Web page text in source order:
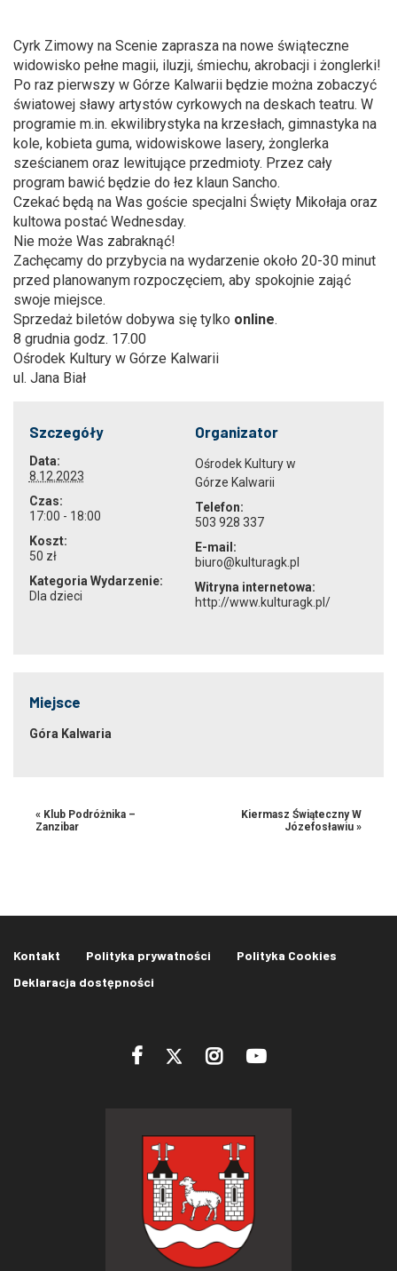
cached
Zresetuj wszystkie opcje
accessibility
Deklaracja dostępności
Cyrk Zimowy na Scenie zaprasza na nowe świąteczne
widowisko pełne magii, iluzji, śmiechu, akrobacji i żonglerki!
Po raz pierwszy w Górze Kalwarii będzie można zobaczyć
światowej sławy artystów cyrkowych na deskach teatru. W
programie m.in. ekwilibrystyka na krzesłach, gimnastyka na
kole, kobieta guma, widowiskowe lasery, żonglerka
sześcianem oraz lewitujące przedmioty. Przez cały
program bawić będzie do łez klaun Sancho.
Czekać będą na Was goście specjalni Święty Mikołaja oraz
kultowa postać Wednesday.
Nie może Was zabraknąć!
Zachęcamy do przybycia na wydarzenie około 20-30 minut
przed planowanym rozpoczęciem, aby spokojnie zająć
swoje miejsce.
Sprzedaż biletów dobywa się tylko online.
8 grudnia godz. 17.00
Ośrodek Kultury w Górze Kalwarii
ul. Jana Biał
Szczegóły
Data:
8.12.2023
Czas:
17:00 - 18:00
Koszt:
50 zł
Kategoria Wydarzenie:
Dla dzieci
Organizator
Ośrodek Kultury w
Górze Kalwarii
Telefon:
503 928 337
E-mail:
biuro@kulturagk.pl
Witryna internetowa:
http://www.kulturagk.pl/
Miejsce
Góra Kalwaria
« Klub Podróżnika –
Zanzibar
Kiermasz Świąteczny W
Józefosławiu »
Kontakt Polityka prywatności
Polityka Cookies
Deklaracja dostępności